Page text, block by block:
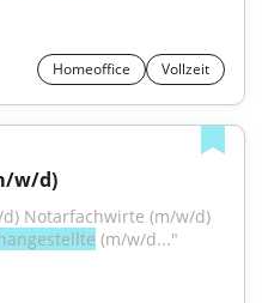
Homeoffice Vollzeit
w/d)
Notarfachwirte (m/w/d)
(m/w/d..."